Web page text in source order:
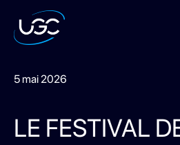
5 mai 2026
LE FESTIVAL